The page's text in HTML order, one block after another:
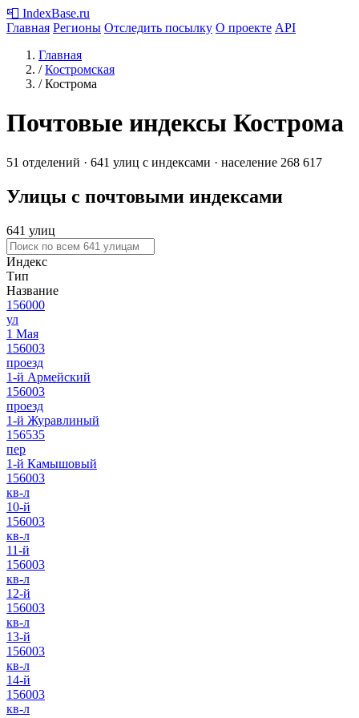
📮 IndexBase.ru
Главная Регионы Отследить посылку О проекте API
Главная
/ Костромская
/ Кострома
Почтовые индексы Кострома
51 отделений · 641 улиц с индексами · население 268 617
Улицы с почтовыми индексами
641 улиц
Индекс
Тип
Название
156000
ул
1 Мая
156003
проезд
1-й Армейский
156003
проезд
1-й Журавлиный
156535
пер
1-й Камышовый
156003
кв-л
10-й
156003
кв-л
11-й
156003
кв-л
12-й
156003
кв-л
13-й
156003
кв-л
14-й
156003
кв-л